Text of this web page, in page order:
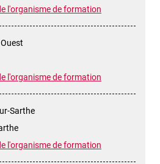
l'organisme de formation
l'organisme de formation
Sarthe
l'organisme de formation